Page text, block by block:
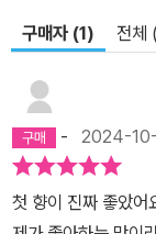
구매자 (1) 전체
- 2024-
첫 향이 진짜 좋았어요 고소한 향이 맘에 들었는데 맛도 고소해